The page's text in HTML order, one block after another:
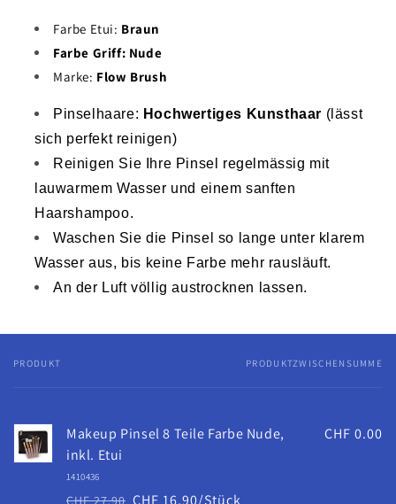
Farbe Etui: Braun
Farbe Griff: Nude
Marke: Flow Brush
Pinselhaare: Hochwertiges Kunsthaar (lässt
sich perfekt reinigen)
Reinigen Sie Ihre Pinsel regelmässig mit
lauwarmem Wasser und einem sanften
Haarshampoo.
Waschen Sie die Pinsel so lange unter klarem
Wasser aus, bis keine Farbe mehr rausläuft.
An der Luft völlig austrocknen lassen.
Dein
PRODUKT PRODUKTZWISCHENSUMME
Makeup Pinsel 8 Teile Farbe Nude,
inkl. Etui
1410436
CHF 27.90
CHF 0.00